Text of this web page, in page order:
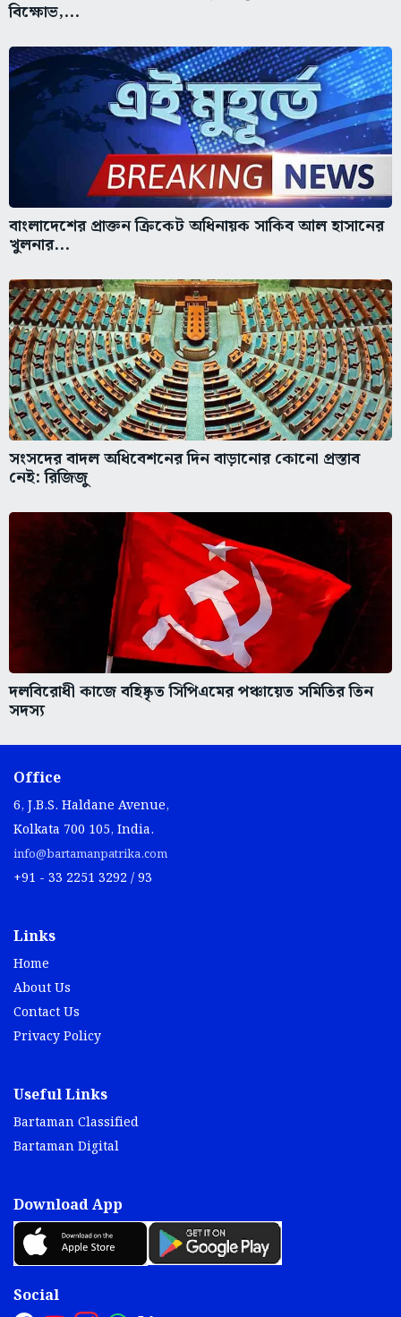
বিক্ষোভ,...
বাংলাদেশের প্রাক্তন ক্রিকেট অধিনায়ক সাকিব আল হাসানের
খুলনার...
সংসদের বাদল অধিবেশনের দিন বাড়ানোর কোনো প্রস্তাব
নেই: রিজিজু
দলবিরোধী কাজে বহিষ্কৃত সিপিএমের পঞ্চায়েত সমিতির তিন
সদস্য
Office
6, J.B.S. Haldane Avenue,
Kolkata 700 105, India.
info@bartamanpatrika.com
+91 - 33 2251 3292 / 93
Links
Home
About Us
Contact Us
Privacy Policy
Useful Links
Bartaman Classified
Bartaman Digital
Download App
Social